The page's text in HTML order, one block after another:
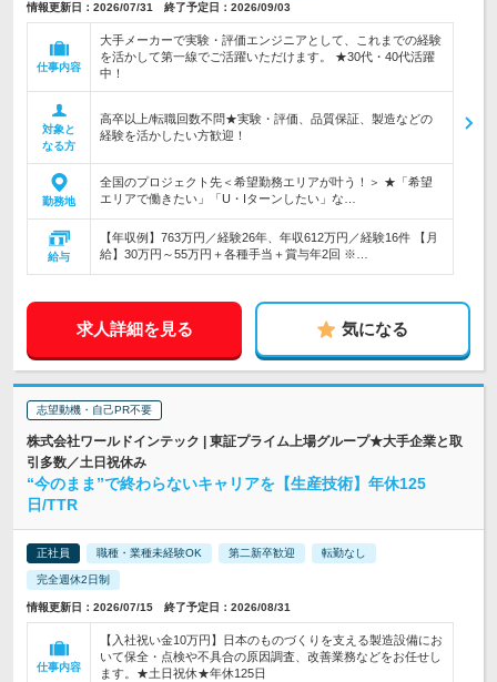
情報更新日：2026/07/31 終了予定日：2026/09/03
仕事内容
大手メーカーで実験・評価エンジニアとして、これまでの経験
を活かして第一線でご活躍いただけます。 ★30代・40代活躍
中！
対象と
なる方
高卒以上/転職回数不問★実験・評価、品質保証、製造などの
経験を活かしたい方歓迎！
勤務地
全国のプロジェクト先＜希望勤務エリアが叶う！＞ ★「希望
エリアで働きたい」「U・Iターンしたい」な…
給与
【年収例】763万円／経験26年、年収612万円／経験16件 【月
給】30万円～55万円＋各種手当＋賞与年2回 ※…
求人詳細を見る 気になる
志望動機・自己PR不要
株式会社ワールドインテック | 東証プライム上場グループ★大手企業と取
引多数／土日祝休み
“今のまま”で終わらないキャリアを【生産技術】年休125
日/TTR
正社員 職種・業種未経験OK 第二新卒歓迎 転勤なし
完全週休2日制
情報更新日：2026/07/15 終了予定日：2026/08/31
仕事内容
【入社祝い金10万円】日本のものづくりを支える製造設備にお
いて保全・点検や不具合の原因調査、改善業務などをお任せし
ます。★土日祝休★年休125日